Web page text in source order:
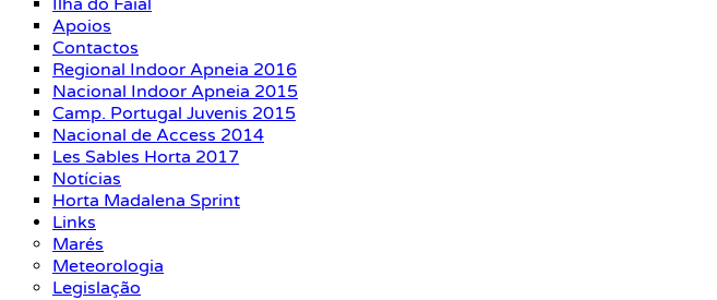
Ilha do Faial
Apoios
Contactos
Regional Indoor Apneia 2016
Nacional Indoor Apneia 2015
Camp. Portugal Juvenis 2015
Nacional de Access 2014
Les Sables Horta 2017
Notícias
Horta Madalena Sprint
Links
Marés
Meteorologia
Legislação